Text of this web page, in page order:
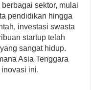
sektor, mulai
pendidikan hingga
investasi swasta
startup telah
sangat hidup.
Asia Tenggara
ini.